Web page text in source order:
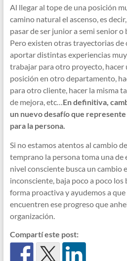
Al llegar al tope de una posición
camino natural el ascenso, es
pasar de ser junior a semi senior o
Pero existen otras trayectorias de
aportar distintas experiencias
trabajar para otro proyecto, hacer
posición en otro departamento,
para otro cliente, hacer la misma
de mejora, etc…En definitiva,
un nuevo desafío que
para la persona.
Si no estamos atentos al cambio
temprano la persona toma una de
nivel consciente busca un cambio
inconsciente, baja poco a poco los
forma proactiva y ayudemos a
encuentren ese progreso que
organización.
Compartí este post: